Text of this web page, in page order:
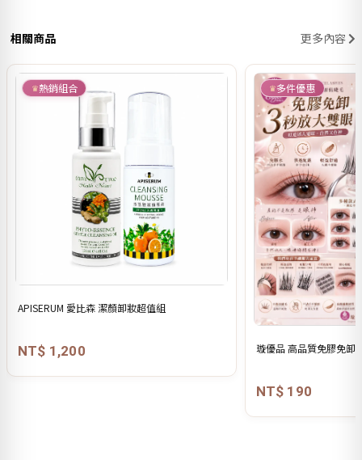
相關商品 更多內容
熱銷組合
APISERUM 愛比森 潔顏卸妝超值組
NT$ 1,200
多件優惠
璇優品 高品質免膠免卸
NT$ 190